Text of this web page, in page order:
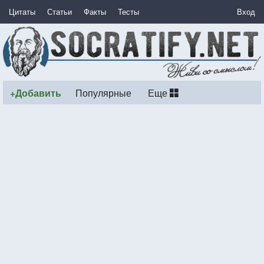
Цитаты Статьи Факты Тесты Вход
+Добавить Популярные Еще